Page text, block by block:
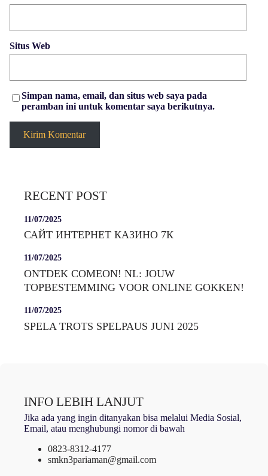
Situs Web
Simpan nama, email, dan situs web saya pada
peramban ini untuk komentar saya berikutnya.
RECENT POST
11/07/2025
САЙТ ИНТЕРНЕТ КАЗИНО 7К
11/07/2025
ONTDEK COMEON! NL: JOUW
TOPBESTEMMING VOOR ONLINE GOKKEN!
11/07/2025
SPELA TROTS SPELPAUS JUNI 2025
INFO LEBIH LANJUT
Jika ada yang ingin ditanyakan bisa melalui Media Sosial,
Email, atau menghubungi nomor di bawah
0823-8312-4177
smkn3pariaman@gmail.com